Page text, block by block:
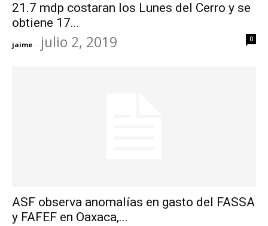
21.7 mdp costaran los Lunes del Cerro y se
obtiene 17...
jaime - julio 2, 2019 0
ASF observa anomalías en gasto del FASSA
y FAFEF en Oaxaca,...